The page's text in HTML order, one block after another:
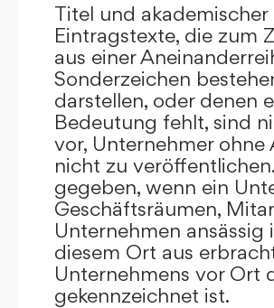
Titel und
Eintragstexte, die zum
aus einer
Sonderzeichen
darstellen, oder denen
Bedeutung fehlt, sind
vor, Unternehmer
nicht zu
gegeben, wenn ein
Geschäftsräumen,
Unternehmen
diesem Ort aus
Unternehmens vor Ort
gekennzeichnet ist.